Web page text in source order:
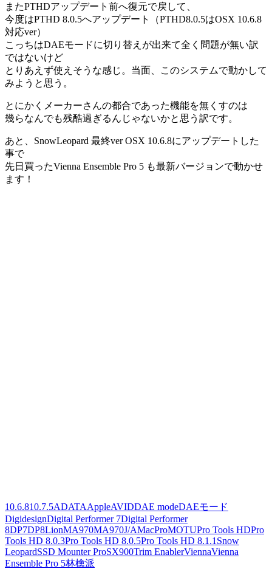
またPTHDアップデート前へ復元で戻して、
今度はPTHD 8.0.5へアップデート（PTHD8.0.5はOSX 10.6.8
対応ver）
こっちはDAEモードに切り替えが出来て全く問題が無い訳
ではないけど
とりあえず使えそうな感じ。当面、このシステムで動かして
みようと思う。
とにかくメーカーさんの都合であった機能を無くすのは
幾らなんでも残酷過ぎるんじゃないかと思う訳です。
あと、SnowLeopard 最終ver OSX 10.6.8にアップデートした
事で
先日買ったVienna Ensemble Pro 5 も最新バージョンで動かせ
ます！
10.6.810.7.5ADATAAppleAVIDDAE modeDAEモード
DigidesignDigital Performer 7Digital Performer
8DP7DP8LionMA970MA970J/AMacProMOTUPro Tools HDPro
Tools HD 8.0.3Pro Tools HD 8.0.5Pro Tools HD 8.1.1 Snow
LeopardSSD Mounter ProSX900Trim EnablerViennaVienna
Ensemble Pro 5林檎派